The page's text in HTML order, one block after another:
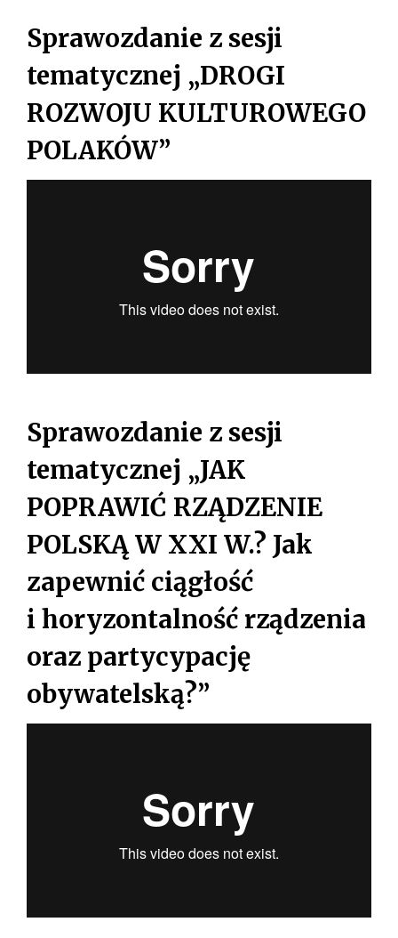
Sprawozdanie z sesji
tematycznej „DROGI
ROZWOJU KULTUROWEGO
POLAKÓW”
Sprawozdanie z sesji
tematycznej „JAK
POPRAWIĆ RZĄDZENIE
POLSKĄ W XXI W.? Jak
zapewnić ciągłość
i horyzontalność rządzenia
oraz partycypację
obywatelską?”